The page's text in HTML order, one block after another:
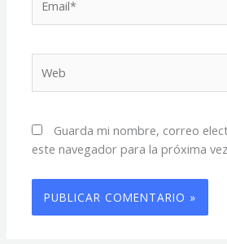
Guarda mi nombre, correo
este navegador para la próxima